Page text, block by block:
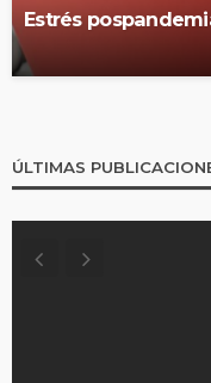
Estrés
ÚLTIMAS